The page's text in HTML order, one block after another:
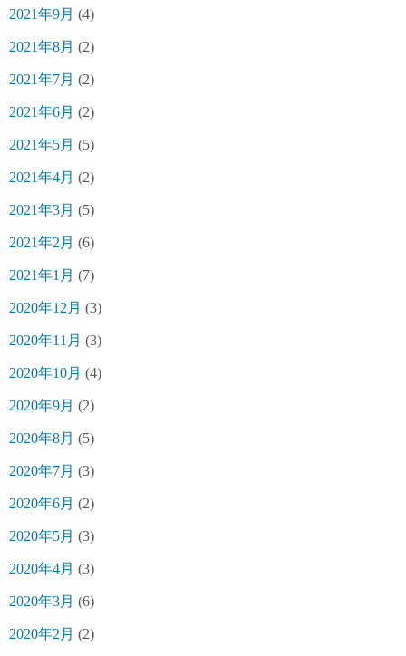
2021年9月 (4)
2021年8月 (2)
2021年7月 (2)
2021年6月 (2)
2021年5月 (5)
2021年4月 (2)
2021年3月 (5)
2021年2月 (6)
2021年1月 (7)
2020年12月 (3)
2020年11月 (3)
2020年10月 (4)
2020年9月 (2)
2020年8月 (5)
2020年7月 (3)
2020年6月 (2)
2020年5月 (3)
2020年4月 (3)
2020年3月 (6)
2020年2月 (2)